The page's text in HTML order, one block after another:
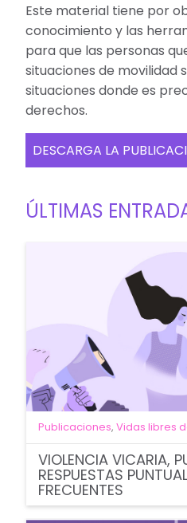
Este material tiene por
conocimiento y las
para que las personas
situaciones de movilidad
situaciones donde es
derechos.
DESCARGA LA
ÚLTIMAS
Publicaciones, Vidas libres
VIOLENCIA VICARIA,
RESPUESTAS
FRECUENTES